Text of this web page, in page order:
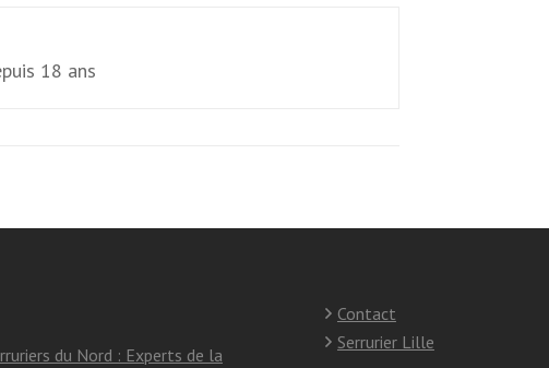
18 ans
du Nord : Experts de la
Contact
Serrurier Lille